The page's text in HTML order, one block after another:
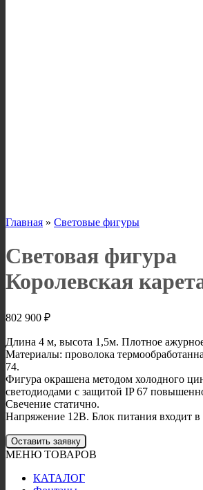
Главная » Световые фигуры
Световая фигура
Королевская
802 900 ₽
Длина 4 м, высота 1,5м. Плотное
Материалы: проволока
74.
Фигура окрашена методом холодного
светодиодами с защитой IP 67
Свечение статично.
Напряжение 12В. Блок питания входит в
Оставить заявку
МЕНЮ ТОВАРОВ
КАТАЛОГ